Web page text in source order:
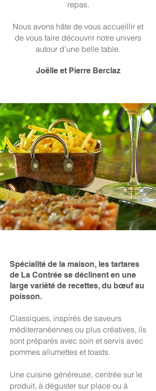
repas.
Nous avons hâte de vous accueillir et
de vous faire découvrir notre univers
autour d’une belle table.
Joëlle et Pierre Berclaz
Spécialité de la maison, les tartares
de La Contrée se déclinent en une
large variété de recettes, du bœuf au
poisson.
Classiques, inspirés de saveurs
méditerranéennes ou plus créatives, ils
sont préparés avec soin et servis avec
pommes allumettes et toasts.
Une cuisine généreuse, centrée sur le
produit, à déguster sur place ou à